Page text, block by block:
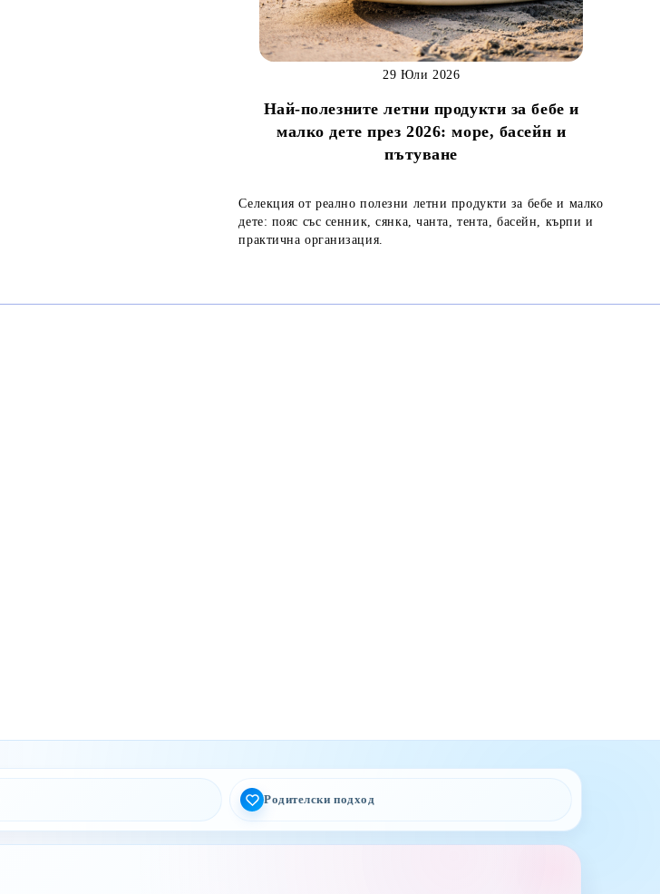
Най-полезните летни продукти за бебе и
малко дете през 2026: море, басейн и
пътуване
29 Юли 2026
Селекция от реално полезни летни продукти за бебе и малко
дете: пояс със сенник, сянка, чанта, тента, басейн, кърпи и
практична организация.
Родителски подход